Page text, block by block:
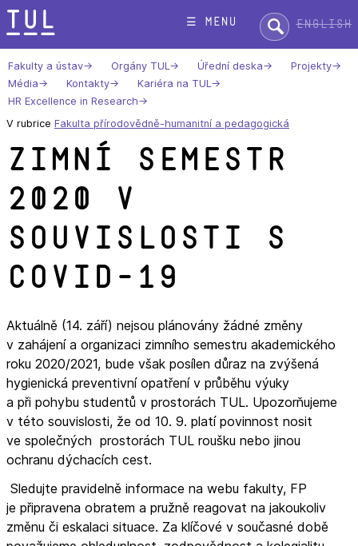
Přeskok
na
text
☰ menu Hledat:English
Fakulty a ústav Orgány TUL Úřední deska
Projekty
Média
Kontakty
Kariéra na TUL
HR Excellence in Research
V rubrice Fakulta přírodovědně-humanitní a pedagogická
Zimní semestr
2020 v
souvislosti s
COVID-19
Aktuálně (14. září) nejsou plánovány žádné změny
v zahájení a organizaci zimního semestru akademického
roku 2020/2021, bude však posílen důraz na zvýšená
hygienická preventivní opatření v průběhu výuky
a při pohybu studentů v prostorách TUL. Upozorňujeme
v této souvislosti, že od 10. 9. platí povinnost nosit
ve společných prostorách TUL roušku nebo jinou
ochranu dýchacích cest.
Sledujte pravidelně informace na webu fakulty, FP
je připravena obratem a pružně reagovat na jakoukoliv
změnu či eskalaci situace. Za klíčové v současné době